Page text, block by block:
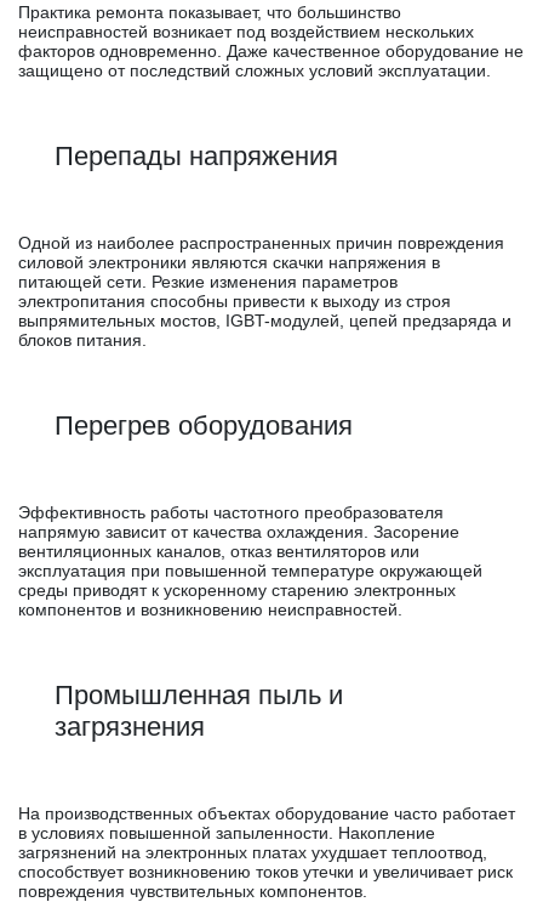
Практика ремонта показывает, что большинство
неисправностей возникает под воздействием нескольких
факторов одновременно. Даже качественное оборудование не
защищено от последствий сложных условий эксплуатации.
Перепады напряжения
Одной из наиболее распространенных причин повреждения
силовой электроники являются скачки напряжения в
питающей сети. Резкие изменения параметров
электропитания способны привести к выходу из строя
выпрямительных мостов, IGBT-модулей, цепей предзаряда и
блоков питания.
Перегрев оборудования
Эффективность работы частотного преобразователя
напрямую зависит от качества охлаждения. Засорение
вентиляционных каналов, отказ вентиляторов или
эксплуатация при повышенной температуре окружающей
среды приводят к ускоренному старению электронных
компонентов и возникновению неисправностей.
Промышленная пыль и
загрязнения
На производственных объектах оборудование часто работает
в условиях повышенной запыленности. Накопление
загрязнений на электронных платах ухудшает теплоотвод,
способствует возникновению токов утечки и увеличивает риск
повреждения чувствительных компонентов.